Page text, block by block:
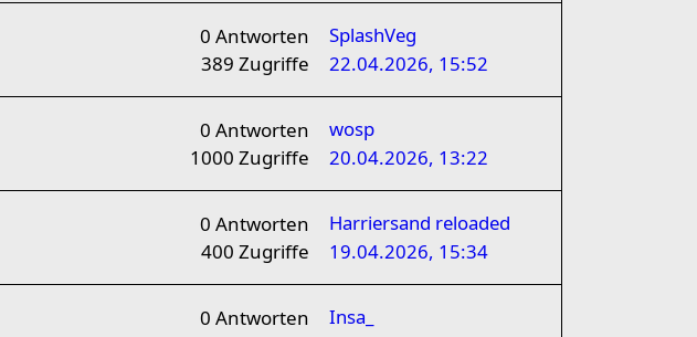
0Antworten
389Zugriffe
SplashVeg
22.04.2026, 15:52
0Antworten
1000Zugriffe
wosp
20.04.2026, 13:22
0Antworten
400Zugriffe
Harriersand reloaded
19.04.2026, 15:34
0Antworten
Insa_